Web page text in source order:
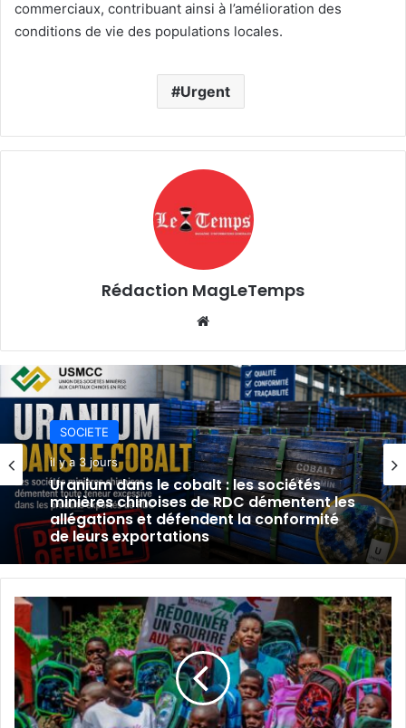
commerciaux, contribuant ainsi à l’amélioration des
conditions de vie des populations locales.
Urgent
Rédaction MagLeTemps
SOCIETE
il y a 3 jours
Uranium dans le cobalt : les sociétés
minières chinoises de RDC démentent les
allégations et défendent la conformité
de leurs exportations
La
Fondation
Aline
Makano
apporte
un
sourire